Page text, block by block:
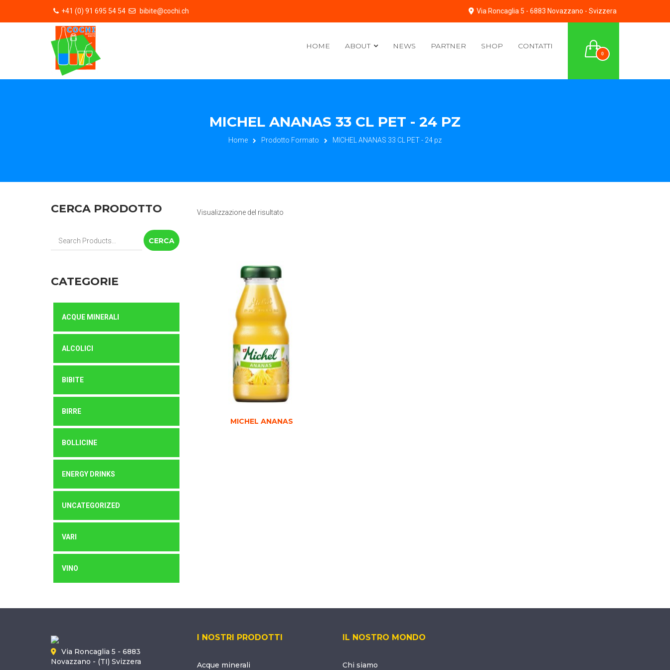
+41 (0) 91 695 54 54 bibite@cochi.ch Via Roncaglia 5 - 6883 Novazzano - Svizzera
0
HOME ABOUT NEWS PARTNER SHOP CONTATTI
MICHEL ANANAS 33 CL PET - 24 PZ
Home Prodotto Formato MICHEL ANANAS 33 CL PET - 24 pz
Visualizzazione del risultato
MICHEL ANANAS
CERCA PRODOTTO
Cerca:
CATEGORIE
ACQUE MINERALI
ALCOLICI
BIBITE
BIRRE
BOLLICINE
ENERGY DRINKS
UNCATEGORIZED
VARI
VINO
Via Roncaglia 5 - 6883
Novazzano - (TI) Svizzera
I NOSTRI PRODOTTI
Acque minerali
IL NOSTRO MONDO
Chi siamo